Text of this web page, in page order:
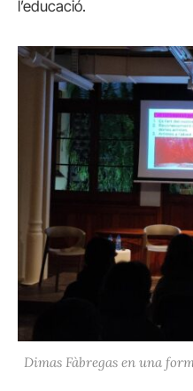
l’educació.
Dimas Fàbregas en una